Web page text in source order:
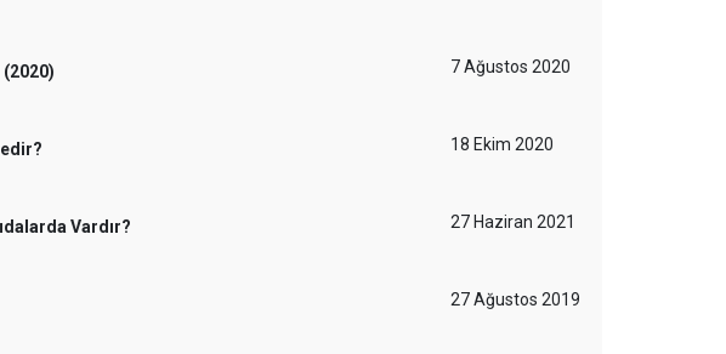
(2020)
7 Ağustos 2020
18 Ekim 2020
Vardır?
27 Haziran 2021
27 Ağustos 2019